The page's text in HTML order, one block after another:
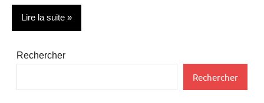
Lire la suite
Accessoires
Rechercher
Rechercher